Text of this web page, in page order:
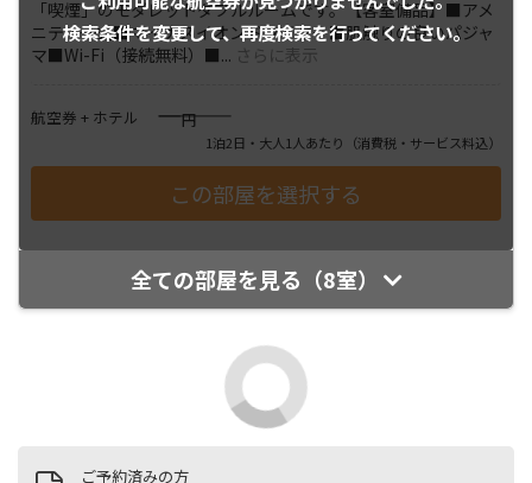
検索条件を変更して、再度検索を行ってください。
「喫煙」のモダレットダブルルームです。【客室備品】■アメ
ニティ一式■マイナスイオンドライヤー■肌触りの良いパジャ
マ■Wi-Fi（接続無料）■... さらに表示
航空券 + ホテル ――――円
1泊2日・大人1人あたり （消費税・サービス料込）
全ての部屋を見る（8室）
ご予約済みの方